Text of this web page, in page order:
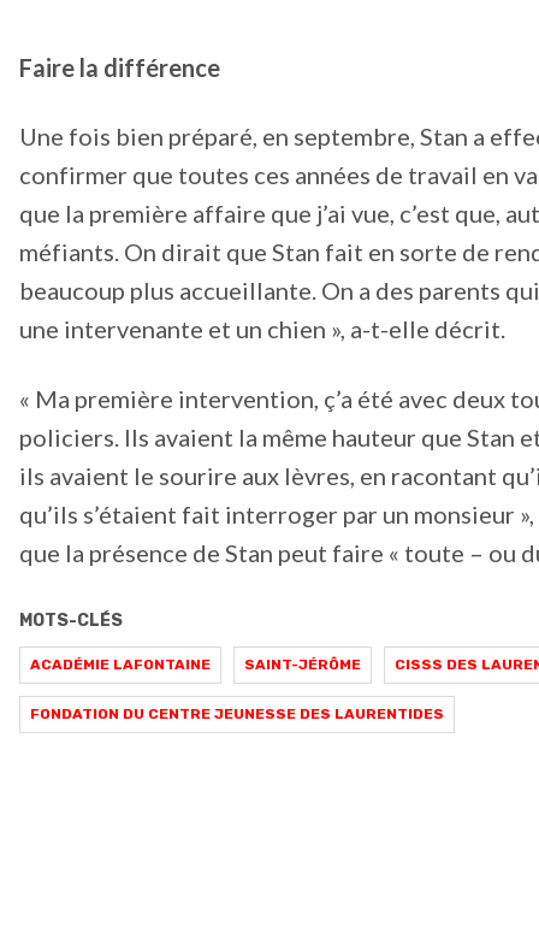
Faire la différence
Une fois bien préparé, en septembre, Stan a
confirmer que toutes ces années de travail en
que la première affaire que j’ai vue, c’est que,
méfiants. On dirait que Stan fait en sorte de
beaucoup plus accueillante. On a des parents
une intervenante et un chien », a-t-elle décrit.
« Ma première intervention, ç’a été avec deux
policiers. Ils avaient la même hauteur que Stan
ils avaient le sourire aux lèvres, en racontant
qu’ils s’étaient fait interroger par un monsieur
que la présence de Stan peut faire « toute – ou
MOTS-CLÉS
ACADÉMIE LAFONTAINE SAINT-JÉRÔME CISSS DES
FONDATION DU CENTRE JEUNESSE DES LAURENTIDES